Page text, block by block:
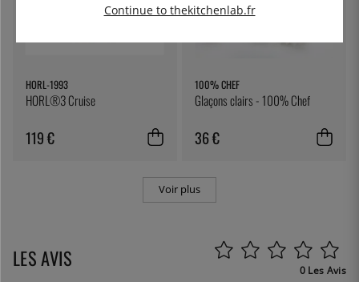
HORL-1993
HORL®3 Cruise
119 €
100% CHEF
Glaçons clairs - 100% Chef
36 €
Voir plus
LES AVIS 0 Les Avis
Continue to thekitchenlab.fr